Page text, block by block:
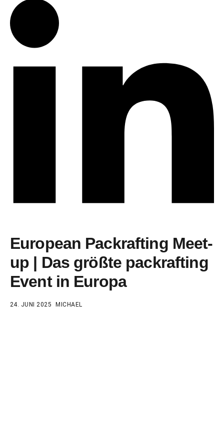
European Packrafting Meet-
up | Das größte packrafting
Event in Europa
24. JUNI 2025 MICHAEL